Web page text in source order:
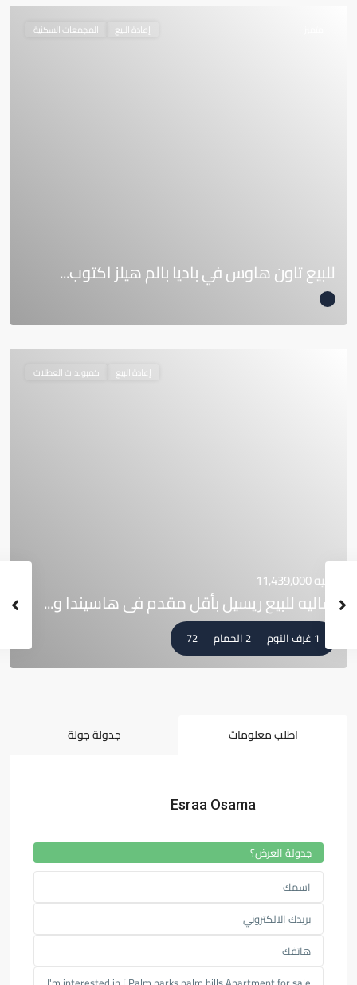
إعادة البيع المجمعات السكنية
للبيع تاون هاوس في باديا بالم هيلز اكتوب...
إعادة البيع كمبوندات العطلات
جنيه 11,439,000
شاليه للبيع ريسيل بأقل مقدم فى هاسيندا و...
1 غرف النوم 2 الحمام 72
اطلب معلومات جدولة جولة
Esraa Osama
جدولة العرض؟